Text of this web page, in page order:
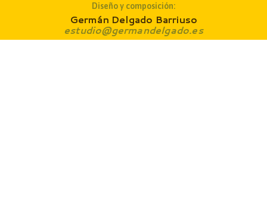
Diseño y composición:
Germán Delgado Barriuso
estudio@germandelgado.es